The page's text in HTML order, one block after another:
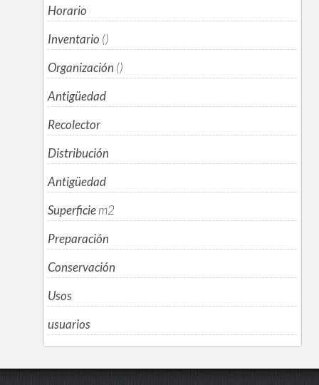
Horario
Inventario ()
Organización ()
Antigüedad
Recolector
Distribución
Antigüedad
Superficiem2
Preparación
Conservación
Usos
usuarios